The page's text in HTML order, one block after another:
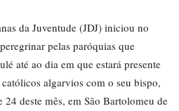
da Juventude (JDJ) iniciou no
pelas paróquias que
até ao dia em que estará presente
algarvios com o seu bispo,
24 deste mês, em São Bartolomeu de